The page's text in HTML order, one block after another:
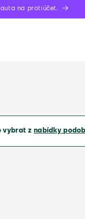
na protiúčet.
vybrat z nabídky